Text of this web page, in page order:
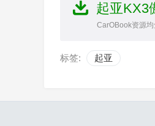
起亚KX3
CarOBook资源均
标签: 起亚